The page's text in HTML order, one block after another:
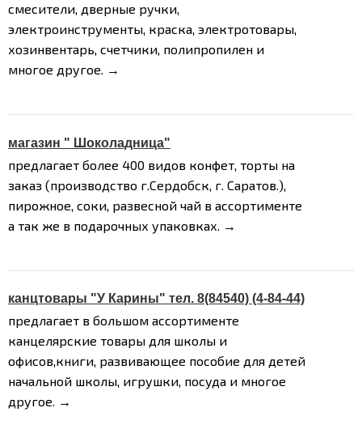
смесители, дверные ручки,
электроинструменты, краска, электротовары,
хозинвентарь, счетчики, полипропилен и
многое другое. →
магазин " Шоколадница"
предлагает более 400 видов конфет, торты на
заказ (производство г.Сердобск, г. Саратов.),
пирожное, соки, развесной чай в ассортименте
а так же в подарочных упаковках. →
канцтовары "У Карины" тел. 8(84540) (4-84-44)
предлагает в большом ассортименте
канцелярские товары для школы и
офисов,книги, развивающее пособие для детей
начальной школы, игрушки, посуда и многое
другое. →